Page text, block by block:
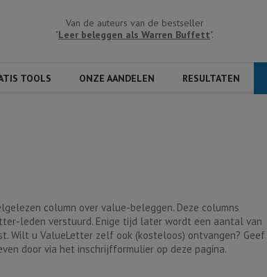
Van de auteurs van de bestseller
"Leer beleggen als Warren Buffett".
TOOLS ONZE AANDELEN RESULTATEN
column over value-beleggen. Deze columns
leden verstuurd. Enige tijd later wordt een aantal van
Wilt u ValueLetter zelf ook (kosteloos) ontvangen? Geef
door via het inschrijfformulier op deze pagina.